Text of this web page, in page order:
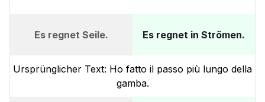
Es regnet Seile. Es regnet in Strömen.
Ursprünglicher Text: Ho fatto il passo più lungo della
gamba.